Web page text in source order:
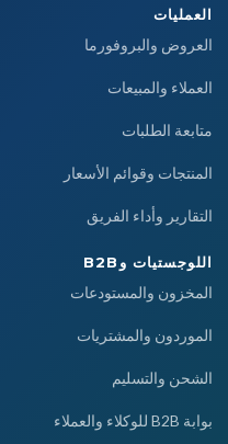
العمليات
العروض والبروفورما
العملاء والمبيعات
متابعة الطلبات
المنتجات وقوائم الأسعار
التقارير وأداء الفريق
اللوجستيات وB2B
المخزون والمستودعات
الموردون والمشتريات
الشحن والتسليم
بوابة B2B للوكلاء والعملاء